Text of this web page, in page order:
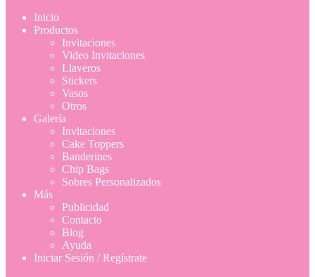
Inicio
Productos
Invitaciones
Video Invitaciones
Llaveros
Stickers
Vasos
Otros
Galería
Invitaciones
Cake Toppers
Banderines
Chip Bags
Sobres Personalizados
Más
Publicidad
Contacto
Blog
Ayuda
Iniciar Sesión / Regístrate